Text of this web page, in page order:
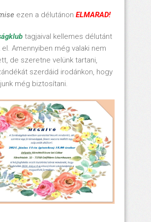
ezen a délutánon ELMARAD!
tagjaival kellemes délutánt
Amennyiben még valaki nem
de szeretne velünk tartani,
szerdáid irodánkon, hogy
még biztosítani.